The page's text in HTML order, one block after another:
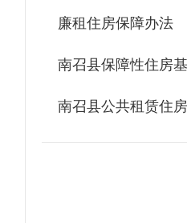
廉租住房保障办法
南召县保障性住房
南召县公共租赁住